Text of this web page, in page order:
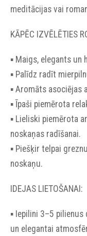
meditācijas vai
KĀPĒC IZVĒLĒTIES
▪︎ Maigs, elegants un
▪︎ Palīdz radīt
▪︎ Aromāts asociējas
▪︎ Īpaši piemērota
▪︎ Lieliski piemērota
noskaņas radīšanai.
▪︎ Piešķir telpai
noskaņu.
IDEJAS LIETOŠANAI:
▪︎ Iepilini 3–5
un elegantai